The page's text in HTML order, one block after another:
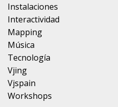
Instalaciones
Interactividad
Mapping
Música
Tecnología
Vjing
Vjspain
Workshops